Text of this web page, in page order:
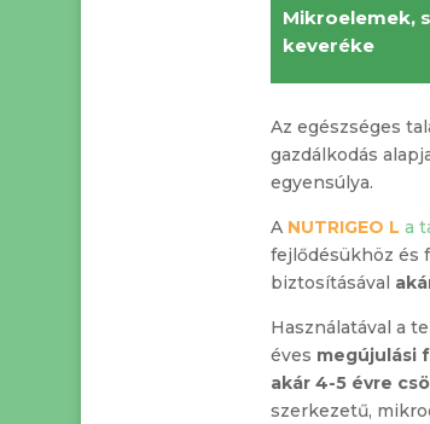
Mikroelemek,
keveréke
Az egészséges
gazdálkodás
egyensúlya.
A NUTRIGEO L a
fejlődésükhöz és
biztosításával
Használatával a
éves megújulási
akár 4-5 évre
szerkezetű,